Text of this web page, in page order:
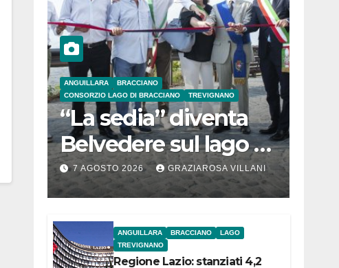
ANGUILLARA
BRACCIANO
CONSORZIO LAGO DI BRACCIANO
TREVIGNANO
“La sedia” diventa
Belvedere sul lago di
Bracciano: ieri
l’inaugurazione
7 AGOSTO 2026 GRAZIAROSA VILLANI
ANGUILLARA BRACCIANO
LAGO
TREVIGNANO
Regione Lazio: stanziati 4,2